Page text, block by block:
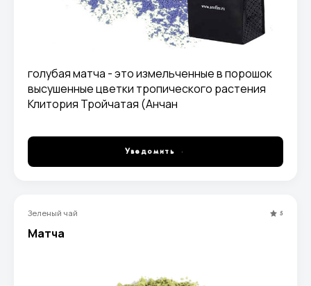
голубая матча - это измельченные в порошок
высушенные цветки тропического растения
Клитория Тройчатая (Анчан
Уведомить
Зеленый чай 5
Матча